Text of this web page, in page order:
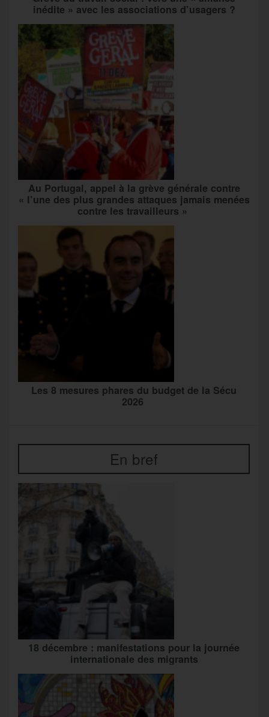
inédite » avec les associations d’usagers ?
Au Portugal, appel à la grève générale contre
« l’une des plus grandes attaques jamais menées
contre les travailleurs »
Les 8 mesures phares du budget de la Sécu
2026
En bref
18 décembre : manifestations pour la journée
internationale des migrants